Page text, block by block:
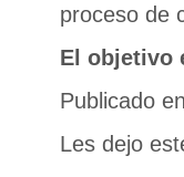
proceso de
El objetivo
Publicado
Les dejo